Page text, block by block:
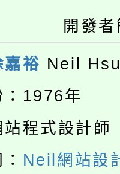
惠，詳情
增能研習
造教育及
研習
生活教案
食農教育
祭」8/29
登場!
午1時於
開發者
嘉裕 Neil Hsu
：1976年
程式設計師
Neil網站設